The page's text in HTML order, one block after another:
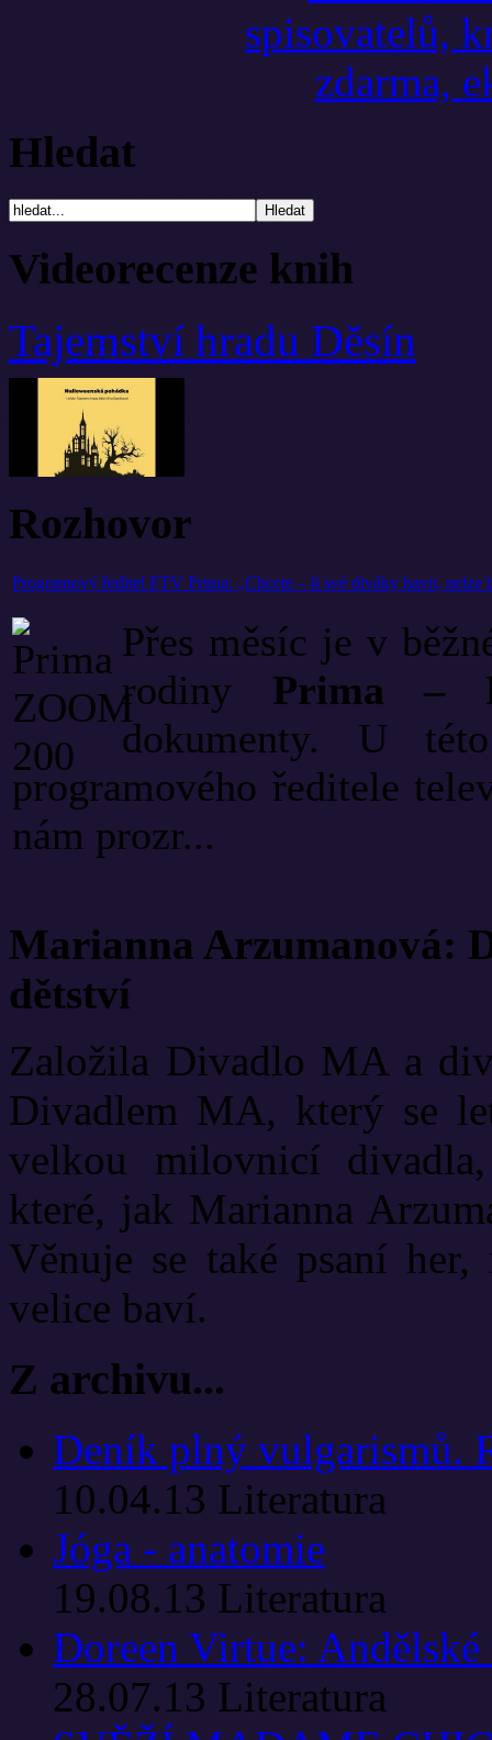
Hledat
Videorecenze knih
Tajemství hradu Děsín
Rozhovor
Programový ředitel FTV Prima: „Chcete – li své diváky bavit,
Přes měsíc je v
rodiny Prima –
dokumenty. U
programového ředitele
nám prozr...
Marianna Arzumanová:
dětství
Založila Divadlo MA a
Divadlem MA, který se
velkou milovnicí
které, jak Marianna
Věnuje se také psaní
velice baví.
Z archivu...
Deník plný vulgarismů.
10.04.13 Literatura
Jóga - anatomie
19.08.13 Literatura
Doreen Virtue:
28.07.13 Literatura